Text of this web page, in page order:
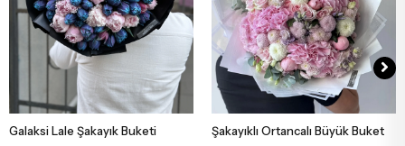
Sepete Ekle
Galaksi Lale Şakayık Buketi Sepete Ekle
Şakayıklı Ortancalı Büyük Buket